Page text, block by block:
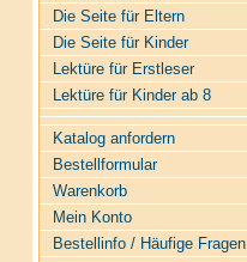
Die Seite für Eltern
Die Seite für Kinder
Lektüre für Erstleser
Lektüre für Kinder ab 8
Katalog anfordern
Bestellformular
Warenkorb
Mein Konto
Bestellinfo / Häufige Fragen